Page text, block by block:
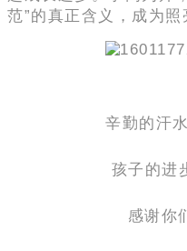
范”的真正含义，成为照
辛勤的汗
孩子的进
感谢你